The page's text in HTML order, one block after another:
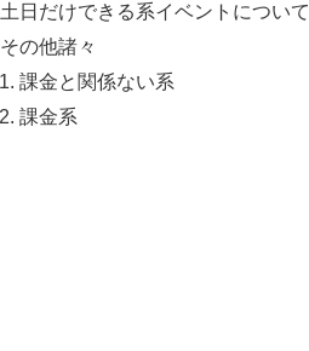
土日だけできる系イベントについて
その他諸々
課金と関係ない系
課金系